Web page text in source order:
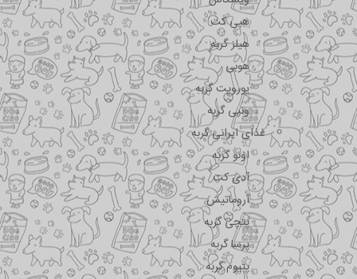
هپی کت
هیلز گربه
هوبی
یوروپت گربه
ونپی گربه
غذای ایرانی گربه
اونو گربه
آدی کت
آروماتیش
پتچی گربه
پرسا گربه
پتیوم گربه